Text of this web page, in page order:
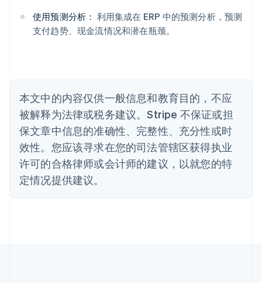
使用预测分析： 利用集成在 ERP 中的预测分析，预测
支付趋势、现金流情况和潜在瓶颈。
本文中的内容仅供一般信息和教育目的，不应
被解释为法律或税务建议。Stripe 不保证或担
保文章中信息的准确性、完整性、充分性或时
效性。您应该寻求在您的司法管辖区获得执业
许可的合格律师或会计师的建议，以就您的特
定情况提供建议。
PortuguêsEnglish
保加利亚
English
丹麦
德国
DeutschEnglish
法国
FrançaisEnglish
芬兰
EnglishSvenska